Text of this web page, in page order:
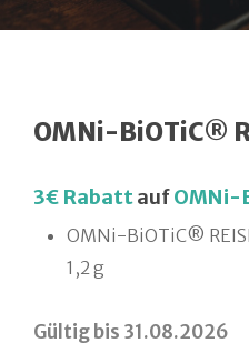
OMNi-BiOTiC®
3€ RabattaufOMNi-
OMNi-BiOTiC®
1,2 g
Gültig bis 31.08.2026